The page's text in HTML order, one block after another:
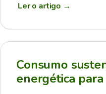
Ler o artigo →
Consumo
energética